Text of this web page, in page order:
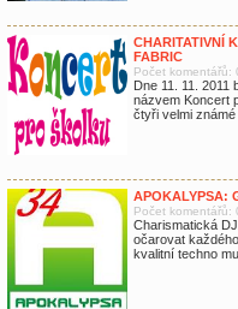
CHARITATIVNÍ
FABRIC
Počet komentářů:
Dne 11. 11.
názvem Koncert
čtyři velmi
APOKALYPSA:
Počet komentářů:
Charismatická
očarovat
kvalitní techno